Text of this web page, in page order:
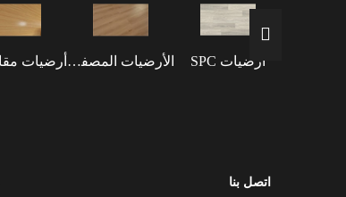
أرضيات SPC الأرضيات المصفحة
اتصل بنا